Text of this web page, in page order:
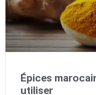
Épices
utiliser